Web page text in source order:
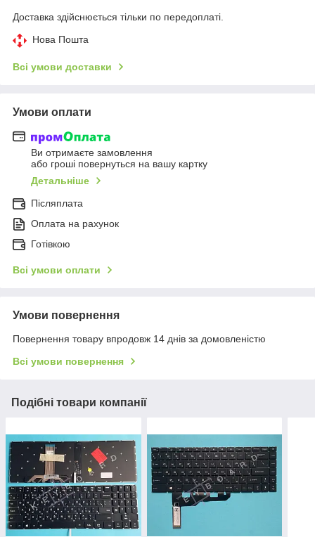
Доставка здійснюється тільки по передоплаті.
Нова Пошта
Всі умови доставки
Умови оплати
Ви отримаєте замовлення
або гроші повернуться на вашу картку
Детальніше
Післяплата
Оплата на рахунок
Готівкою
Всі умови оплати
Умови повернення
Повернення товару впродовж 14 днів за домовленістю
Всі умови повернення
Подібні товари компанії